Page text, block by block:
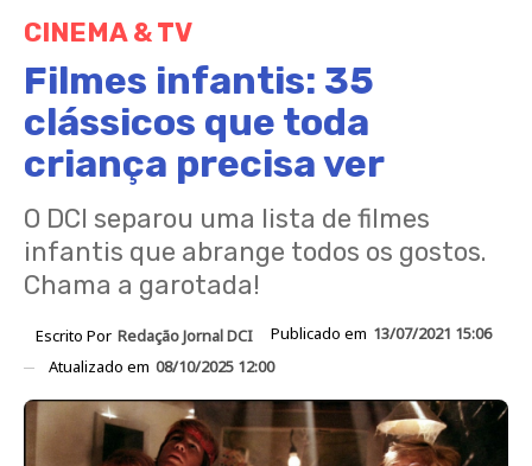
CINEMA & TV
Filmes infantis: 35
clássicos que toda
criança precisa ver
O DCI separou uma lista de filmes
infantis que abrange todos os gostos.
Chama a garotada!
Escrito Por Redação Jornal DCI Publicado em 13/07/2021 15:06
Atualizado em 08/10/2025 12:00